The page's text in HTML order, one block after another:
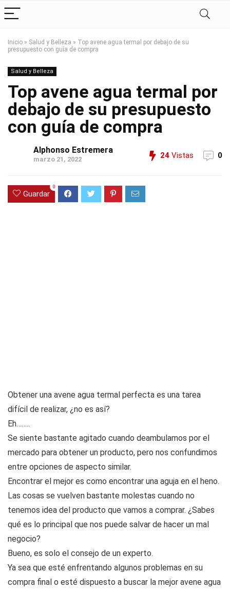
Inicio » Salud y Belleza » Top avene agua termal por debajo de su
presupuesto con guía de compra
Salud y Belleza
Top avene agua termal por
debajo de su presupuesto
con guía de compra
Alphonso Estremera
marzo 21, 2022 24 Vistas 0
Guardar
0
Obtener una avene agua termal perfecta es una tarea
difícil de realizar, ¿no es así?
Eh……..
Se siente bastante agitado cuando deambulamos por el
mercado para obtener un producto, pero nos confundimos
entre opciones de aspecto similar.
Encontrar el mejor es como encontrar una aguja en el heno.
Las cosas se vuelven bastante molestas cuando no
tenemos idea del producto que vamos a comprar. ¿Sabes
qué es lo principal que nos puede salvar de hacer un mal
negocio?
Bueno, es solo el consejo de un experto.
Ya sea que esté enfrentando algunos problemas en su
compra final o esté dispuesto a buscar la mejor avene agua